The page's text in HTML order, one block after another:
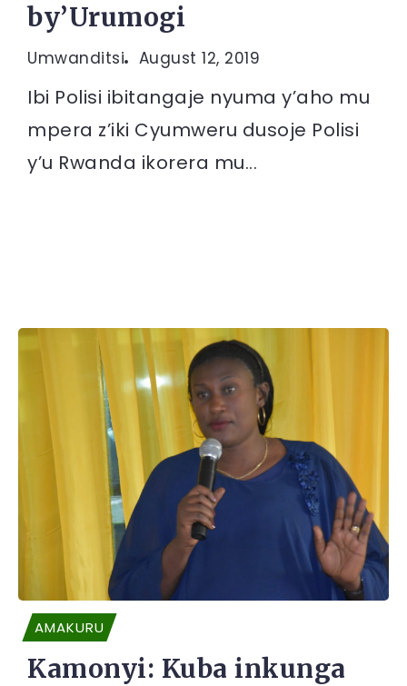
by’Urumogi
Umwanditsi August 12, 2019
Ibi Polisi ibitangaje nyuma y’aho mu
mpera z’iki Cyumweru dusoje Polisi
y’u Rwanda ikorera mu...
AMAKURU
Kamonyi: Kuba inkunga